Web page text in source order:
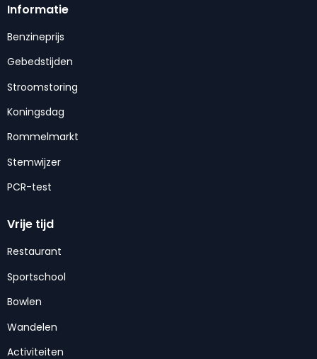
Informatie
Benzineprijs
Gebedstijden
Stroomstoring
Koningsdag
Rommelmarkt
Stemwijzer
PCR-test
Vrije tijd
Restaurant
Sportschool
Bowlen
Wandelen
Activiteiten